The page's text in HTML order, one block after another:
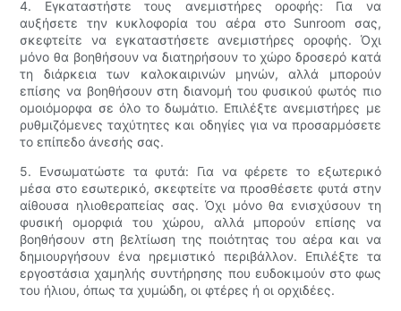
4. Εγκαταστήστε τους ανεμιστήρες οροφής: Για να
αυξήσετε την κυκλοφορία του αέρα στο Sunroom σας,
σκεφτείτε να εγκαταστήσετε ανεμιστήρες οροφής. Όχι
μόνο θα βοηθήσουν να διατηρήσουν το χώρο δροσερό κατά
τη διάρκεια των καλοκαιρινών μηνών, αλλά μπορούν
επίσης να βοηθήσουν στη διανομή του φυσικού φωτός πιο
ομοιόμορφα σε όλο το δωμάτιο. Επιλέξτε ανεμιστήρες με
ρυθμιζόμενες ταχύτητες και οδηγίες για να προσαρμόσετε
το επίπεδο άνεσής σας.
5. Ενσωματώστε τα φυτά: Για να φέρετε το εξωτερικό
μέσα στο εσωτερικό, σκεφτείτε να προσθέσετε φυτά στην
αίθουσα ηλιοθεραπείας σας. Όχι μόνο θα ενισχύσουν τη
φυσική ομορφιά του χώρου, αλλά μπορούν επίσης να
βοηθήσουν στη βελτίωση της ποιότητας του αέρα και να
δημιουργήσουν ένα ηρεμιστικό περιβάλλον. Επιλέξτε τα
εργοστάσια χαμηλής συντήρησης που ευδοκιμούν στο φως
του ήλιου, όπως τα χυμώδη, οι φτέρες ή οι ορχιδέες.